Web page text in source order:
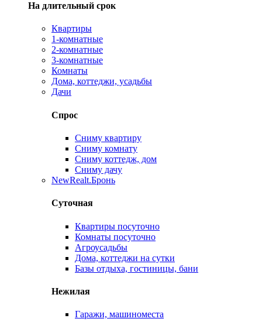
На длительный срок
Квартиры
1-комнатные
2-комнатные
3-комнатные
Комнаты
Дома, коттеджи, усадьбы
Дачи
Спрос
Сниму квартиру
Сниму комнату
Сниму коттедж, дом
Сниму дачу
NewRealt.Бронь
Суточная
Квартиры посуточно
Комнаты посуточно
Агроусадьбы
Дома, коттеджи на сутки
Базы отдыха, гостиницы, бани
Нежилая
Гаражи, машиноместа